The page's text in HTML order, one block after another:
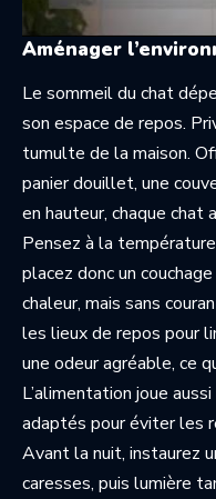
Aménager
Le sommeil du chat
son espace de repos.
tumulte de la maison.
panier douillet, une
en hauteur, chaque chat
Pensez à la
placez donc un
chaleur, mais sans
les lieux de repos pour
une odeur agréable, ce
L’alimentation joue
adaptés pour éviter les
Avant la nuit, instaurez
caresses, puis lumière